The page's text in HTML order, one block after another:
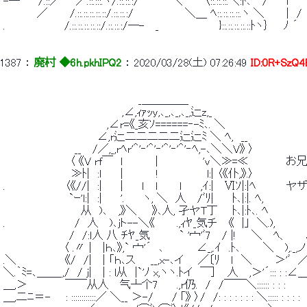
／　 　 /.::.::.::.::.::/.::.::.:/　　 　 　 　 ＼＿ ﾍ::.::.::.::.ヽ ＼　 　 |　/
.　　　 　 　 　 /.::.::.::.::.::/.::.::.:/―-　 _　　　　　　　　}::.::.::.::.::ﾄヽ｝ 　 ﾉ ´
1387 ： 廃村 ◆6h.pkhIPQ2 ： 2020/03/28(土) 07:26:49
,∠,ｨｧｯy,､_,､_,､_,辷z,_
,∠r=《_亥ｿ======‐-ﾐ､. ＼
∠,r辷二二二二二辷辷ﾐ ＼ ﾍ,　__
__　 /／,_,rﾍr'＾'‐'＾'‐'＾'‐'＾'‐ﾍ,-､＼＼V》 〉
〈 《V rf￣　l　 　 　 |　　　　 　 'v＼≫=≪　　　　　お兄
≫ﾄ|　:ｌ 　　|　 　 　 !　　　 　 　 l:| 〈《仆,》.〉
.　　　　　　 　 〈《//|　:| 　　|　　 ｌ　 l　 　 ｌ　　 ,ｲ:|　 Ⅵｿ|:|ﾍ　
`ｰ'l:|　:| 　　'.　 　ヽ, ＼　人　 /ﾞﾘ|　　 ﾄ､|:|. ﾍ,
从　)､ 　,》＼　　》､人, 孑ヤT丁 　 ﾄ､|:ﾄ､. ﾍ　　　　　　
. 　 　 　 　 　 　 /　人　 )､jト--＼《 　　 .,ｨﾔ_気チ　 《　|｣　＼.),
/　/:ｌ人 八 ﾁﾔ_気　　 　 ` '宀'ﾞ7　 / |!　　＼ 　ﾍ、　　 ﾊ　　
〈 .〃 |　 |ｈ､》,` 宀'´　､ 　　 　 ∠_,.ｲ　.ﾄ､　　　＼ 　),._,
.＼　　　　　　 《/　/| 　| 「ｈ､ス　　__,x-､イ 　 ／〔ﾘ　 ｌ　＼　　　＞'ﾞ
＼.｀ﾐ=､＿＿_,/　/ j| 　| : l从　|`'ﾉ x,ヽヽ.ﾄイ　￣］ 　人 　,＞'´::: : :∠
＿,＞　　　　　￣￣从人 　气┴个7　　 .,r仍.　/　/￣￣＼:::::: : : : 　
＿,二ﾆ＝-　　: ::::::::::::／ ＼__ ＞-/　　 / ｢》 〉/　/: : : : : : : ＼::::: : : : :